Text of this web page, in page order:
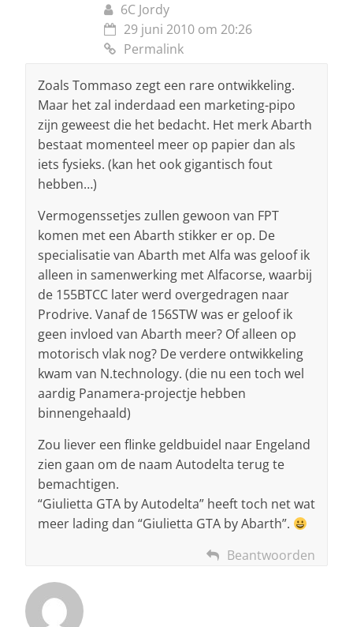
6C Jordy
29 juni 2010 om 20:26
Permalink
Zoals Tommaso zegt een rare ontwikkeling.
Maar het zal inderdaad een marketing-pipo
zijn geweest die het bedacht. Het merk Abarth
bestaat momenteel meer op papier dan als
iets fysieks. (kan het ook gigantisch fout
hebben…)
Vermogenssetjes zullen gewoon van FPT
komen met een Abarth stikker er op. De
specialisatie van Abarth met Alfa was geloof ik
alleen in samenwerking met Alfacorse, waarbij
de 155BTCC later werd overgedragen naar
Prodrive. Vanaf de 156STW was er geloof ik
geen invloed van Abarth meer? Of alleen op
motorisch vlak nog? De verdere ontwikkeling
kwam van N.technology. (die nu een toch wel
aardig Panamera-projectje hebben
binnengehaald)
Zou liever een flinke geldbuidel naar Engeland
zien gaan om de naam Autodelta terug te
bemachtigen.
“Giulietta GTA by Autodelta” heeft toch net wat
meer lading dan “Giulietta GTA by Abarth”.
Beantwoorden